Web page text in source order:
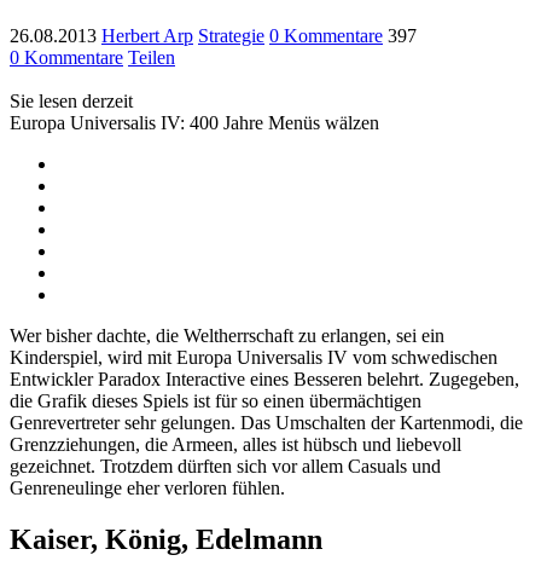
26.08.2013 Herbert Arp Strategie 0 Kommentare 397
0 Kommentare Teilen
Sie lesen derzeit
Europa Universalis IV: 400 Jahre Menüs wälzen
Wer bisher dachte, die Weltherrschaft zu erlangen, sei ein
Kinderspiel, wird mit Europa Universalis IV vom schwedischen
Entwickler Paradox Interactive eines Besseren belehrt. Zugegeben,
die Grafik dieses Spiels ist für so einen übermächtigen
Genrevertreter sehr gelungen. Das Umschalten der Kartenmodi, die
Grenzziehungen, die Armeen, alles ist hübsch und liebevoll
gezeichnet. Trotzdem dürften sich vor allem Casuals und
Genreneulinge eher verloren fühlen.
Kaiser, König, Edelmann